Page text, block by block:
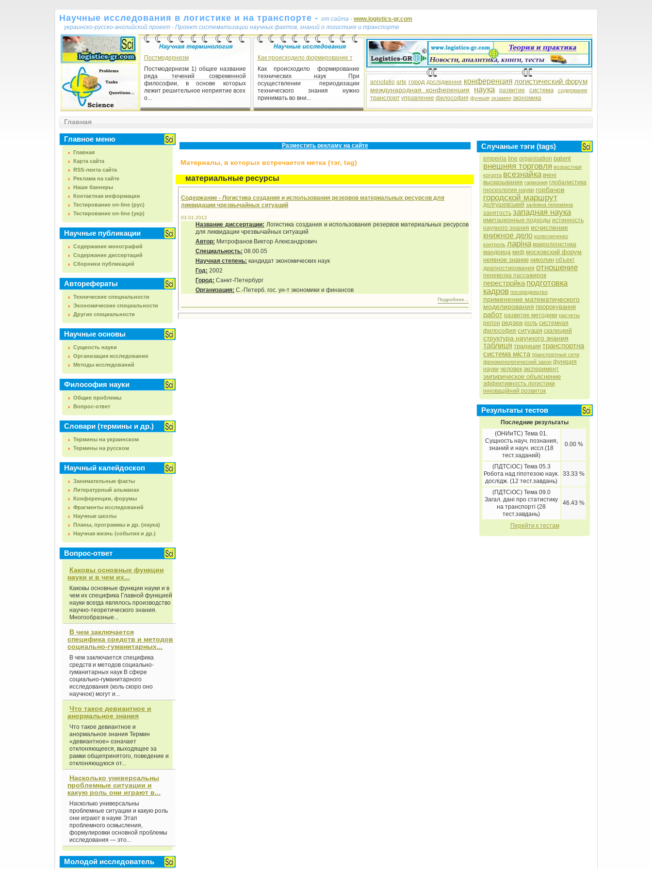
Научные исследования в логистике и на транспорте - от сайта - www.logistics-gr.com
украинско-русско-английский проект - Проект систематизации научных фактов, знаний о логистике и транспорте
Постмодернизм
Постмодернизм 1) общее название
ряда течений современной
философии, в основе которых
лежит решительное неприятие всех
о...
Ввод в действие
хозяйственного, производственного
использования, применения вновь
построенных, созданных объе...
Как происходило формирование т
Как происходило формирование
технических наук При
осуществлении периодизации
технического знания нужно
принимать во вни...
annotatio arte город дослідження конференция логистический форум
международная конференция наука развитие система содержание
транспорт управление философия функція экзамен экономика
Главная
Главное меню
Главная
Карта сайта
RSS-лента сайта
Реклама на сайте
Наши баннеры
Контактная информация
Тестирование on-line (рус)
Тестирование on-line (укр)
Научные публикации
Содержание монографий
Содержание диссертаций
Сборники публикаций
Авторефераты
Технические специальности
Экономические специальности
Другие специальности
Научные основы
Сущность науки
Организация исследования
Методы исследований
Философия науки
Общие проблемы
Вопрос-ответ
Словари (термины и др.)
Термины на украинском
Термины на русском
Научный калейдоскоп
Занимательные факты
Литературный альманах
Конференции, форумы
Фрагменты исследований
Научные школы
Планы, программы и др. (наука)
Научная жизнь (события и др.)
Вопрос-ответ
Каковы основные функции
науки и в чем их...
Каковы основные функции науки и в
чем их специфика Главной функцией
науки всегда являлось производство
научно-теоретического знания.
Многообразные...
В чем заключается
специфика средств и методов
социально-гуманитарных...
В чем заключается специфика
средств и методов социально-
гуманитарных наук В сфере
социально-гуманитарного
исследования (коль скоро оно
научное) могут и...
Что такое девиантное и
анормальное знания
Что такое девиантное и
анормальное знания Термин
«девиантное» означает
отклоняющееся, выходящее за
рамки общепринятого, поведение и
отклоняющуюся от...
Насколько универсальны
проблемные ситуации и
какую роль они играют в...
Насколько универсальны
проблемные ситуации и какую роль
они играют в науке Этап
проблемного осмысления,
формулировки основной проблемы
исследования — это...
Молодой исследователь
Разместить рекламу на сайте
Материалы, в которых встречается метка (тэг, tag)
материальные ресурсы
Содержание - Логистика создания и использования резервов материальных ресурсов для
ликвидации чрезвычайных ситуаций
03.01.2012
Название диссертации: Логистика создания и использования резервов материальных ресурсов
для ликвидации чрезвычайных ситуаций
Автор: Митрофанов Виктор Александрович
Специальность: 08.00.05
Научная степень: кандидат экономических наук
Год: 2002
Город: Санкт-Петербург
Организация: С.-Петерб. гос. ун-т экономики и финансов
Подробнее...
Случаные тэги (tags)
empeiria line organisation patent
внешняя торговля возрастная
когорта всезнайка вчені
высказывание гармония глобалистика
гносеология науки горбачов
городской маршрут
долгушевський залежна перемінна
занятость западная наука
имитационные подходы истинность
научного знания исчисление
книжное дело колесниченко
контроль ларіна макрологистика
мандрица миф московский форум
неявное знание николин объект
диагностирования отношение
перевозка пассажиров
перестройка подготовка
кадров посередництво
применение математического
моделирования пророкування
работ развитие методики расчеты
регіон редзюк роль системная
философия ситуація скалецкий
структура научного знания
таблиця традиция транспортна
система міста транспортные сети
феноменологический закон функция
науки человек эксперимент
эмпирическое объяснение
эффективность логистики
інноваційний розвиток
Результаты тестов
Последние результаты
(ОНИиТС) Тема 01.
Сущность науч. познания,
знаний и науч. иссл.(18
тест.заданий)
0.00 %
(ПДТСіОС) Тема 05.3
Робота над гіпотезою наук.
дослідж. (12 тест.завдань)
33.33 %
(ПДТСіОС) Тема 09.0
Загал. дані про статистику
на транспорті (28
тест.завдань)
46.43 %
Перейти к тестам